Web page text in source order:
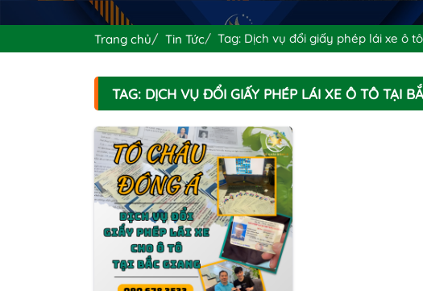
Trang chủ Tin Tức Tag: Dịch vụ đổi giấy phép lái xe ô
TAG: DỊCH VỤ ĐỔI GIẤY PHÉP LÁI XE Ô TÔ TẠI